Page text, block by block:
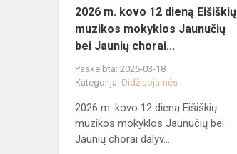
2026 m. kovo 12 dieną Eišiškių
muzikos mokyklos Jaunučių
bei Jaunių chorai...
Paskelbta: 2026-03-18
Kategorija: Didžiuojamės
2026 m. kovo 12 dieną Eišiškių
muzikos mokyklos Jaunučių bei
Jaunių chorai dalyv...